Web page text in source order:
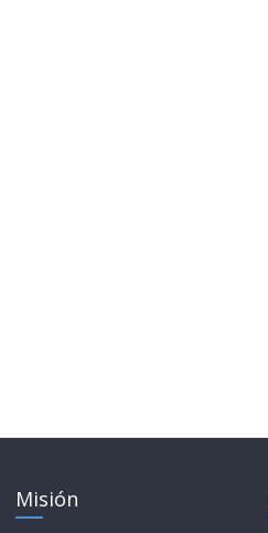
Misión